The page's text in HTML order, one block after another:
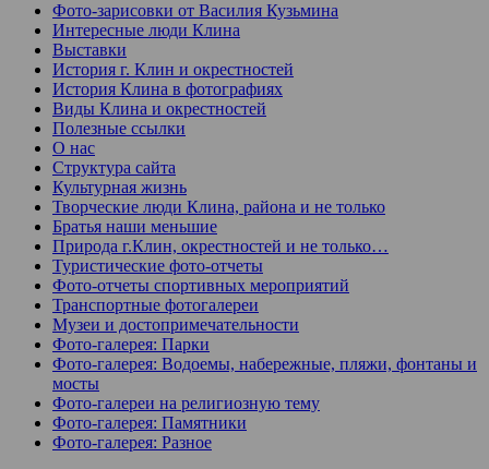
Фото-зарисовки от Василия Кузьмина
Интересные люди Клина
Выставки
История г. Клин и окрестностей
История Клина в фотографиях
Виды Клина и окрестностей
Полезные ссылки
О нас
Структура сайта
Культурная жизнь
Творческие люди Клина, района и не только
Братья наши меньшие
Природа г.Клин, окрестностей и не только…
Туристические фото-отчеты
Фото-отчеты спортивных мероприятий
Транспортные фотогалереи
Музеи и достопримечательности
Фото-галерея: Парки
Фото-галерея: Водоемы, набережные, пляжи, фонтаны и
мосты
Фото-галереи на религиозную тему
Фото-галерея: Памятники
Фото-галерея: Разное